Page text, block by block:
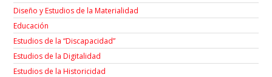
Diseño y Estudios de la Materialidad
Educación
Estudios de la “Discapacidad”
Estudios de la Digitalidad
Estudios de la Historicidad